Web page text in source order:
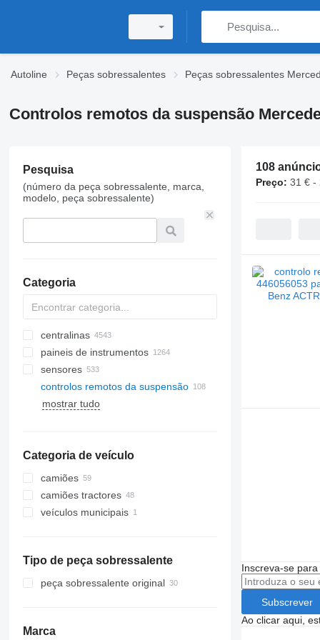
Autoline Peças sobressalentes Peças sobressalentes
Controlos remotos da suspensão
Pesquisa
(número da peça sobressalente, marca,
modelo, peça sobressalente)
Categoria
centralinas
paineis de instrumentos
sensores
controlos remotos da suspensão
mostrar tudo
Categoria de veículo
camiões
camiões tractores
veículos municipais
Tipo de peça sobressalente
peça sobressalente original
Marca
108
Preço: 31 € -
Inscreva-se
Subscrever
Ao clicar aqui,